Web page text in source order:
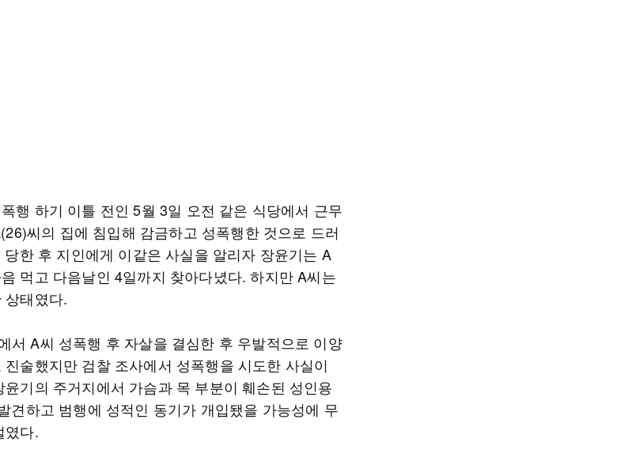
행 하기 이틀 전인 5월 3일 오전 같은 식당에서 근무
씨의 집에 침입해 감금하고 성폭행한 것으로 드러
한 후 지인에게 이같은 사실을 알리자 장윤기는 A
먹고 다음날인 4일까지 찾아다녔다. 하지만 A씨는
상태였다.
서 A씨 성폭행 후 자살을 결심한 후 우발적으로 이양
술했지만 검찰 조사에서 성폭행을 시도한 사실이
기의 주거지에서 가슴과 목 부분이 훼손된 성인용
견하고 범행에 성적인 동기가 개입됐을 가능성에 무
였다.